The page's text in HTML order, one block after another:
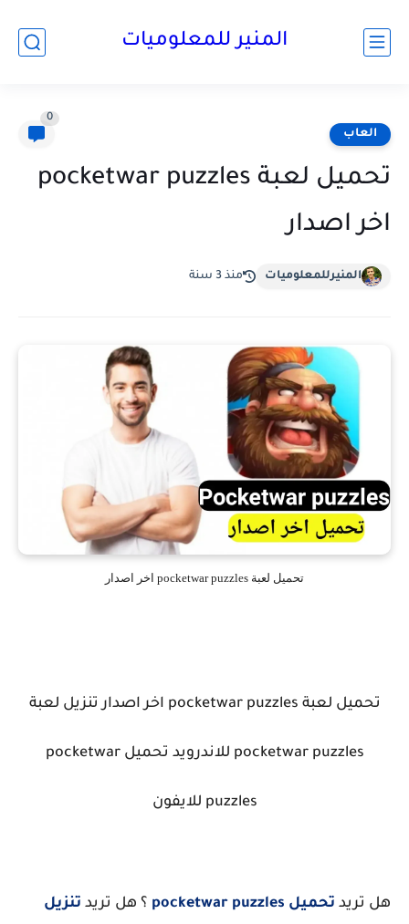
المنير للمعلوميات
العاب
0
تحميل لعبة pocketwar puzzles
اخر اصدار
المنيرللمعلوميات منذ 3 سنة
تحميل لعبة pocketwar puzzles اخر اصدار
تحميل لعبة pocketwar puzzles اخر اصدار تنزيل لعبة
pocketwar puzzles للاندرويد تحميل pocketwar
puzzles للايفون
هل تريد تحميل pocketwar puzzles ؟ هل تريد تنزيل